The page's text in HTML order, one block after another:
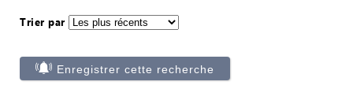
Trier par
Enregistrer cette recherche